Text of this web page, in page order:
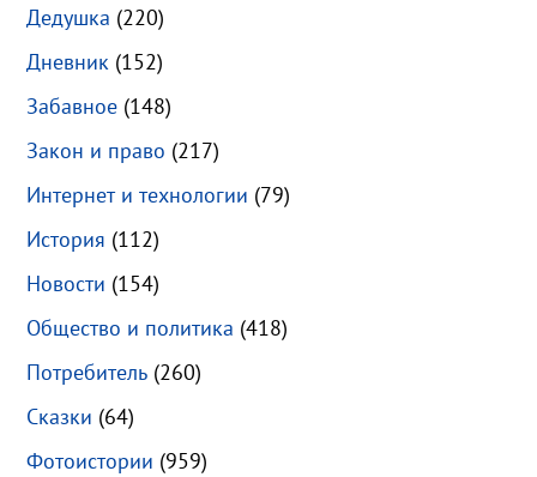
Дедушка (220)
Дневник (152)
Забавное (148)
Закон и право (217)
Интернет и технологии (79)
История (112)
Новости (154)
Общество и политика (418)
Потребитель (260)
Сказки (64)
Фотоистории (959)